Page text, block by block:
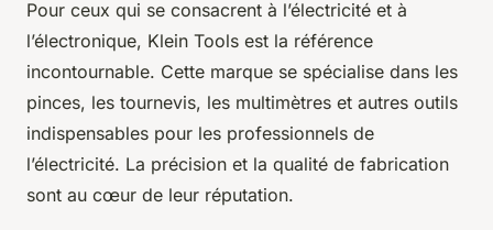
Pour ceux qui se consacrent à l’électricité et à
l’électronique, Klein Tools est la référence
incontournable. Cette marque se spécialise dans les
pinces, les tournevis, les multimètres et autres outils
indispensables pour les professionnels de
l’électricité. La précision et la qualité de fabrication
sont au cœur de leur réputation.